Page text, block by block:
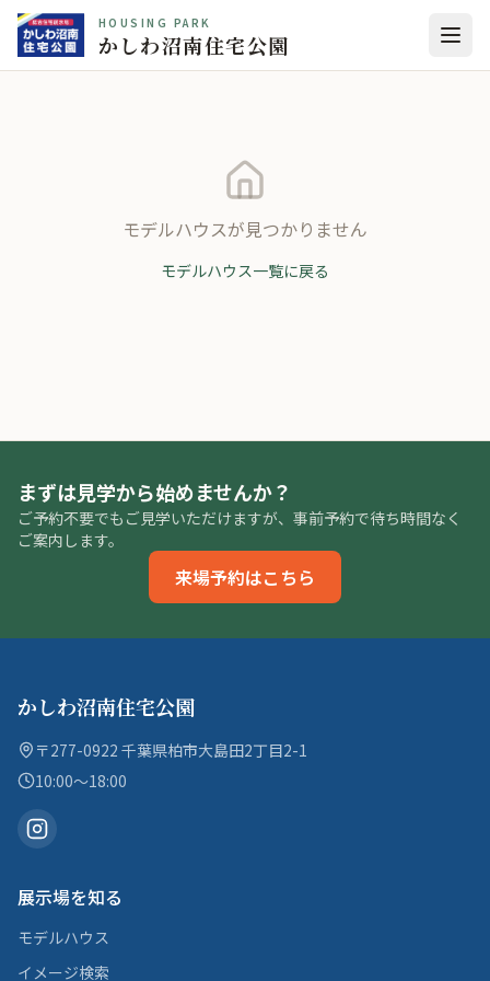
HOUSING PARK
かしわ沼南住宅公園
モデルハウスが見つかりません
モデルハウス一覧に戻る
まずは見学から始めませんか？
ご予約不要でもご見学いただけますが、事前予約で待ち時間なく
ご案内します。
来場予約はこちら
かしわ沼南住宅公園
〒277-0922 千葉県柏市大島田2丁目2-1
10:00〜18:00
展示場を知る
モデルハウス
イメージ検索